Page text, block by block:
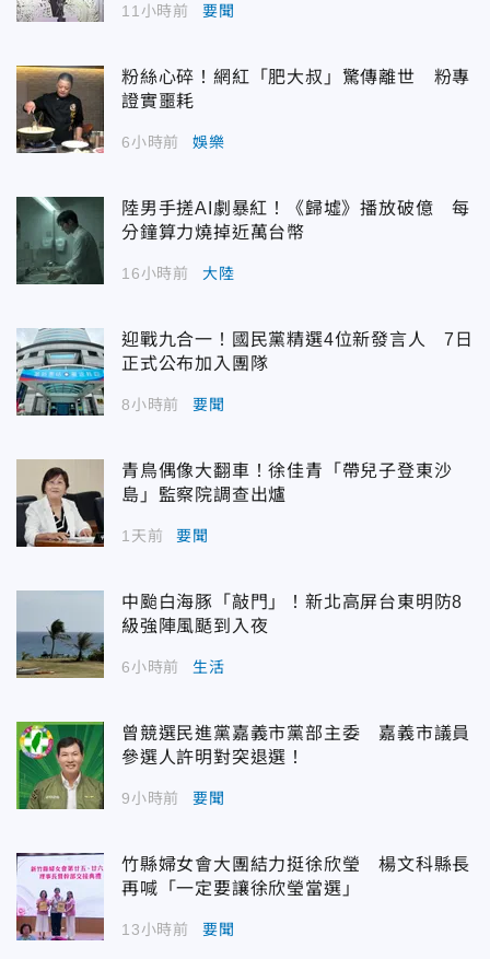
11小時前 要聞
粉絲心碎！網紅「肥大叔」驚傳離世 粉專
證實噩耗
6小時前 娛樂
陸男手搓AI劇暴紅！《歸墟》播放破億 每
分鐘算力燒掉近萬台幣
16小時前 大陸
迎戰九合一！國民黨精選4位新發言人 7日
正式公布加入團隊
8小時前 要聞
青鳥偶像大翻車！徐佳青「帶兒子登東沙
島」監察院調查出爐
1天前 要聞
中颱白海豚「敲門」！新北高屏台東明防8
級強陣風颳到入夜
6小時前 生活
曾競選民進黨嘉義市黨部主委 嘉義市議員
參選人許明對突退選！
9小時前 要聞
竹縣婦女會大團結力挺徐欣瑩 楊文科縣長
再喊「一定要讓徐欣瑩當選」
13小時前 要聞